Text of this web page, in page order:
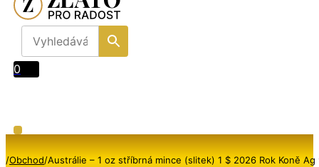
0
/Obchod/Austrálie – 1 oz stříbrná mince (slitek) 1 $ 2026 Rok Koně